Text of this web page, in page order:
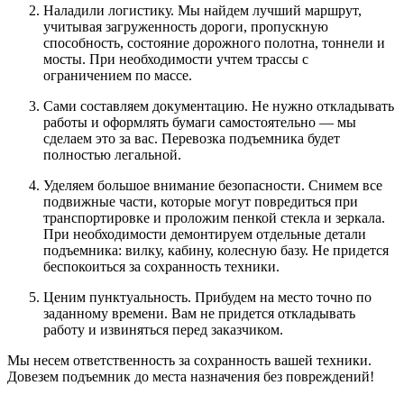
Наладили логистику. Мы найдем лучший маршрут,
учитывая загруженность дороги, пропускную
способность, состояние дорожного полотна, тоннели и
мосты. При необходимости учтем трассы с
ограничением по массе.
Сами составляем документацию. Не нужно откладывать
работы и оформлять бумаги самостоятельно — мы
сделаем это за вас. Перевозка подъемника будет
полностью легальной.
Уделяем большое внимание безопасности. Снимем все
подвижные части, которые могут повредиться при
транспортировке и проложим пенкой стекла и зеркала.
При необходимости демонтируем отдельные детали
подъемника: вилку, кабину, колесную базу. Не придется
беспокоиться за сохранность техники.
Ценим пунктуальность. Прибудем на место точно по
заданному времени. Вам не придется откладывать
работу и извиняться перед заказчиком.
Мы несем ответственность за сохранность вашей техники.
Довезем подъемник до места назначения без повреждений!